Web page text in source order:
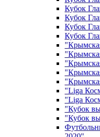
Кубок
Кубок
Кубок
Кубок
"Liga
"Liga
"Кубок
"Кубок